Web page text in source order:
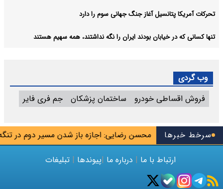
سرخط خبرها محسن رضایی: اجازه باز شدن مسیر دوم در تنگه جاسوس تیم
تحرکات آمریکا پتانسیل آغاز جنگ جهانی سوم را دارد
تنها کسانی که در خیابان بودند ایران را نگه نداشتند، همه سهیم هستند
وب گردی
فروش اقساطی خودرو
ساختمان پزشکان جم فری فایر
ارتباط با ما | درباره ما |پیوندها | تبلیغات